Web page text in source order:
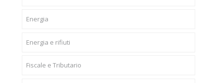
Energia
Energia e rifiuti
Fiscale e Tributario